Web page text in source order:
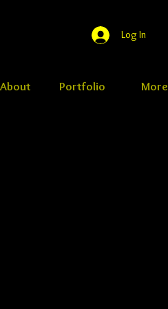
Log In
About Portfolio More